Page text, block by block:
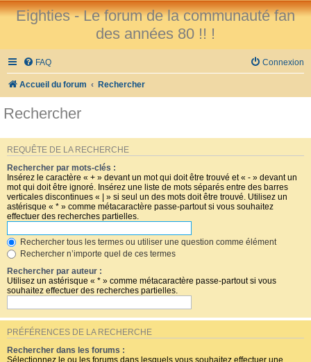
Eighties - Le forum de la communauté fan
des années 80 !! !
FAQ Connexion
Accueil du forum Rechercher
Rechercher
REQUÊTE DE LA RECHERCHE
Rechercher par mots-clés :
Insérez le caractère « + » devant un mot qui doit être trouvé et « - » devant un
mot qui doit être ignoré. Insérez une liste de mots séparés entre des barres
verticales discontinues « | » si seul un des mots doit être trouvé. Utilisez un
astérisque « * » comme métacaractère passe-partout si vous souhaitez
effectuer des recherches partielles.
Rechercher tous les termes ou utiliser une question comme élément
Rechercher n’importe quel de ces termes
Rechercher par auteur :
Utilisez un astérisque « * » comme métacaractère passe-partout si vous
souhaitez effectuer des recherches partielles.
PRÉFÉRENCES DE LA RECHERCHE
Rechercher dans les forums :
Sélectionnez le ou les forums dans lesquels vous souhaitez effectuer une